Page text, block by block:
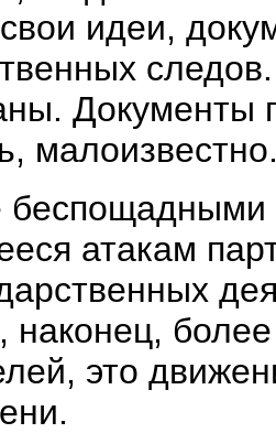
идеи,
Документы
беспощадными
атакам
наконец,
это